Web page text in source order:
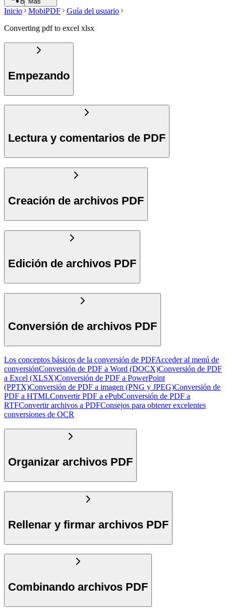
Inicio MobiPDF
Guía del usuario
Converting pdf to excel xlsx
Empezando
Lectura y comentarios de PDF
Creación de archivos PDF
Edición de archivos PDF
Conversión de archivos PDF
Los conceptos básicos de la conversión de PDFAcceder al menú de
conversiónConversión de PDF a Word (DOCX)Conversión de PDF
a Excel (XLSX)Conversión de PDF a PowerPoint
(PPTX)Conversión de PDF a imagen (PNG y JPEG)Conversión de
PDF a HTMLConvertir PDF a ePubConversión de PDF a
RTFConvertir archivos a PDFConsejos para obtener excelentes
conversiones de OCR
Organizar archivos PDF
Rellenar y firmar archivos PDF
Combinando archivos PDF